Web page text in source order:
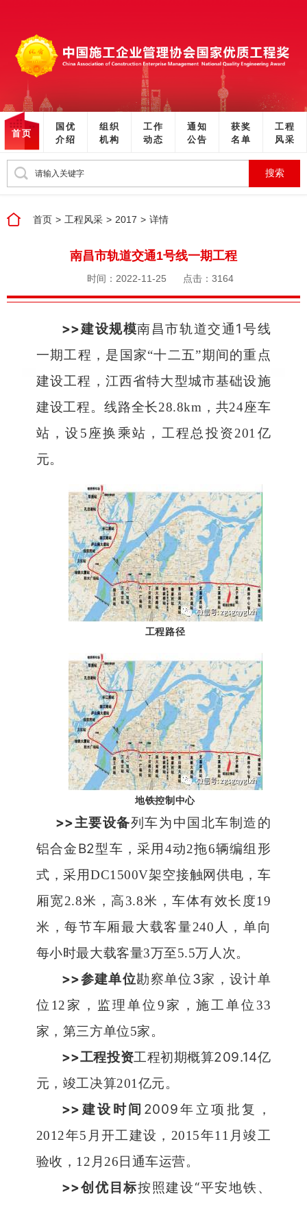
首页
国优
介绍
组织
机构
工作
动态
通知
公告
获奖
名单
工程
风采
搜索
首页 > 工程风采 > 2017 > 详情
南昌市轨道交通1号线一期工程
时间：2022-11-25 点击：3164
>>建设规模南昌市轨道交通1号线
一期工程，是国家“十二五”期间的重点
建设工程，江西省特大型城市基础设施
建设工程。线路全长28.8km ，共24座车
站，设 5 座换乘站，工程总投资201 亿
元。
工程路径
地铁控制中心
>>主要设备列车为中国北车制造的
铝合金B2型车，采用4动2拖6辆编组形
式，采用DC1500V架空接触网供电，车
厢宽2.8米，高3.8米，车体有效长度19
米，每节车厢最大载客量240 人，单向
每小时最大载客量3万至5.5万人次。
>>参建单位勘察单位3家，设计单
位 12 家，监理单位9 家，施工单位 33
家，第三方单位5家。
>>工程投资工程初期概算209.14亿
元，竣工决算201 亿元。
>> 建设时间 2009年立项批复，
2012年5 月开工建设， 2015年11 月竣工
验收， 12 月 26日通车运营。
>>创优目标按照建设“平安地铁、